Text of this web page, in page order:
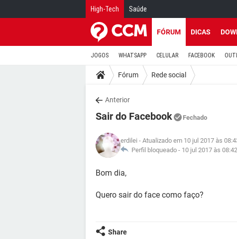
High-Tech Saúde
FÓRUM DICAS
JOGOS WHATSAPP CELULAR FACEBOOK
Fórum Rede social
Anterior
Sair do Facebook Fechado
erdilei - Atualizado em 10 jul 2017 às
Perfil bloqueado - 10 jul 2017 às 08:42
Bom dia,
Quero sair do face como faço?
Share